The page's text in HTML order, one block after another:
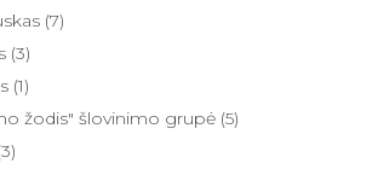
(7)
(3)
(1)
žodis" šlovinimo grupė (5)